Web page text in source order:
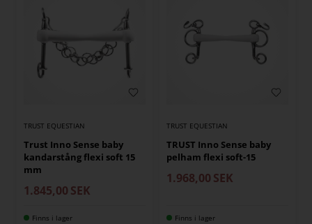
TRUST EQUESTIAN
Trust Inno Sense baby
kandarstång flexi soft 15
mm
1.845,00 SEK
Finns i lager
TRUST EQUESTIAN
TRUST Inno Sense baby
pelham flexi soft-15
1.968,00 SEK
Finns i lager